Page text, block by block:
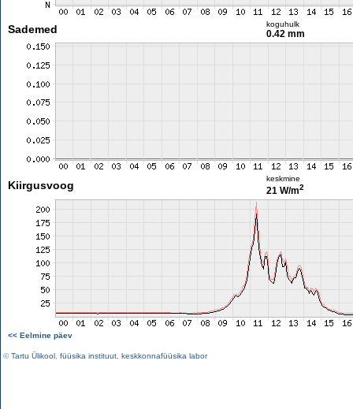
Sademed koguhulk
0.42 mm
Kiirgusvoog
keskmine
21 W/m2
<< Eelmine päev
©Tartu Ülikool füüsika instituut keskkonnafüüsika labor